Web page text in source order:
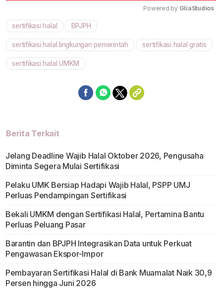
Powered by GliaStudios
sertifikasi halal BPJPH
sertifikasi halal lingkungan pemerintah sertifikasi halal gratis
sertifikasi halal UMKM
Berita Terkait
Jelang Deadline Wajib Halal Oktober 2026, Pengusaha
Diminta Segera Mulai Sertifikasi
Pelaku UMK Bersiap Hadapi Wajib Halal, PSPP UMJ
Perluas Pendampingan Sertifikasi
Bekali UMKM dengan Sertifikasi Halal, Pertamina Bantu
Perluas Peluang Pasar
Barantin dan BPJPH Integrasikan Data untuk Perkuat
Pengawasan Ekspor-Impor
Pembayaran Sertifikasi Halal di Bank Muamalat Naik 30,9
Persen hingga Juni 2026